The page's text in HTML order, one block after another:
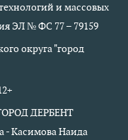
и массовых
ЭЛ № ФС 77 – 79159
округа "город
ГОРОД ДЕРБЕНТ
- Касимова Наида